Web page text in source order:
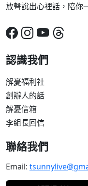
放聲說出心裡話，陪你
認識我們
解憂福利社
創辦人的話
解憂信箱
李組長回信
聯絡我們
Email: